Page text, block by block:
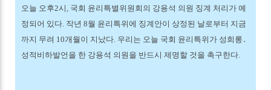
오늘 오후2시, 국회 윤리특별위원회의 강용석 의원 징계 처리가 예
정되어 있다. 작년 8월 윤리특위에 징계안이 상정된 날로부터 지금
까지 무려 10개월이 지났다. 우리는 오늘 국회 윤리특위가 성희롱․
성적비하발언을 한 강용석 의원을 반드시 제명할 것을 촉구한다.